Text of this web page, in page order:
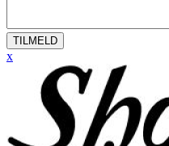
TILMELD
x